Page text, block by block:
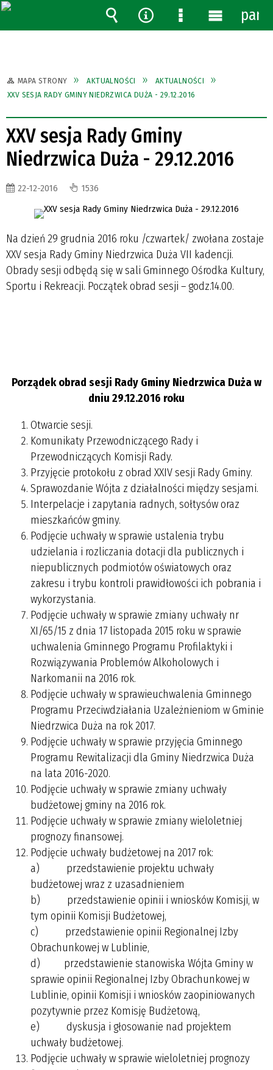
MAPA STRONY AKTUALNOŚCI
AKTUALNOŚCI
XXV SESJA RADY GMINY NIEDRZWICA DUŻA - 29.12.2016
XXV sesja Rady Gminy
Niedrzwica Duża - 29.12.2016
22-12-2016 1536
Na dzień 29 grudnia 2016 roku /czwartek/ zwołana zostaje
XXV sesja Rady Gminy Niedrzwica Duża VII kadencji.
Obrady sesji odbędą się w sali Gminnego Ośrodka Kultury,
Sportu i Rekreacji. Początek obrad sesji – godz.14.00.
Porządek obrad sesji Rady Gminy Niedrzwica Duża w
dniu 29.12.2016 roku
Otwarcie sesji.
Komunikaty Przewodniczącego Rady i
Przewodniczących Komisji Rady.
Przyjęcie protokołu z obrad XXIV sesji Rady Gminy.
Sprawozdanie Wójta z działalności między sesjami.
Interpelacje i zapytania radnych, sołtysów oraz
mieszkańców gminy.
Podjęcie uchwały w sprawie ustalenia trybu
udzielania i rozliczania dotacji dla publicznych i
niepublicznych podmiotów oświatowych oraz
zakresu i trybu kontroli prawidłowości ich pobrania i
wykorzystania.
Podjęcie uchwały w sprawie zmiany uchwały nr
XI/65/15 z dnia 17 listopada 2015 roku w sprawie
uchwalenia Gminnego Programu Profilaktyki i
Rozwiązywania Problemów Alkoholowych i
Narkomanii na 2016 rok.
Podjęcie uchwały w sprawieuchwalenia Gminnego
Programu Przeciwdziałania Uzależnieniom w Gminie
Niedrzwica Duża na rok 2017.
Podjęcie uchwały w sprawie przyjęcia Gminnego
Programu Rewitalizacji dla Gminy Niedrzwica Duża
na lata 2016-2020.
Podjęcie uchwały w sprawie zmiany uchwały
budżetowej gminy na 2016 rok.
Podjęcie uchwały w sprawie zmiany wieloletniej
prognozy finansowej.
Podjęcie uchwały budżetowej na 2017 rok:
a) przedstawienie projektu uchwały
budżetowej wraz z uzasadnieniem
b) przedstawienie opinii i wniosków Komisji, w
tym opinii Komisji Budżetowej,
c) przedstawienie opinii Regionalnej Izby
Obrachunkowej w Lublinie,
d) przedstawienie stanowiska Wójta Gminy w
sprawie opinii Regionalnej Izby Obrachunkowej w
Lublinie, opinii Komisji i wniosków zaopiniowanych
pozytywnie przez Komisję Budżetową,
e) dyskusja i głosowanie nad projektem
uchwały budżetowej.
Podjęcie uchwały w sprawie wieloletniej prognozy
Wyszukiwarka
Narzędzia
MenuMenu